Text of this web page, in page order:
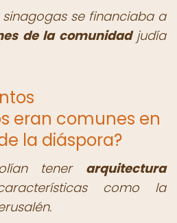
se financiaba a
de la comunidadjudía
eran comunes en
la diáspora?
tener arquitectura
como la